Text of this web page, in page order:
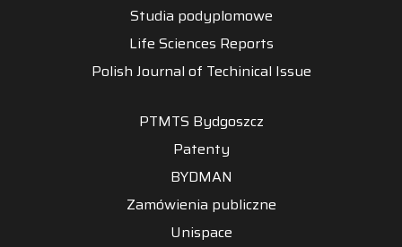
Studia podyplomowe
Life Sciences Reports
Polish Journal of Techinical Issue
PTMTS Bydgoszcz
Patenty
BYDMAN
Zamówienia publiczne
Unispace